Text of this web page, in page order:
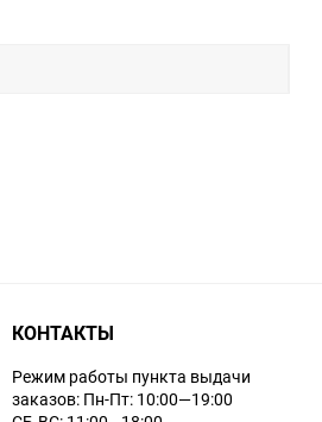
КОНТАКТЫ
Режим работы пункта выдачи
заказов: Пн-Пт: 10:00—19:00